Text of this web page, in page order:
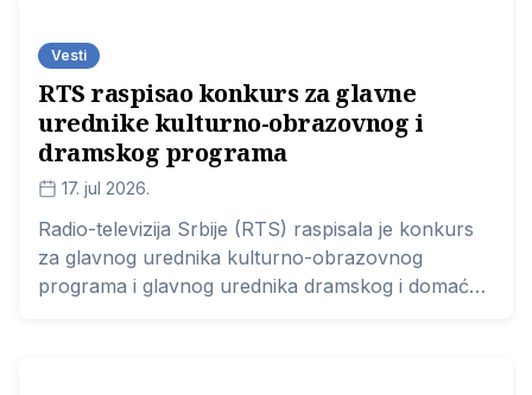
Vesti
RTS raspisao konkurs za glavne
urednike kulturno-obrazovnog i
dramskog programa
17. jul 2026.
Radio-televizija Srbije (RTS) raspisala je konkurs
za glavnog urednika kulturno-obrazovnog
programa i glavnog urednika dramskog i domaćeg